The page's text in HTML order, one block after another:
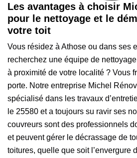
Les avantages à choisir
pour le nettoyage et le
votre toit
Vous résidez à Athose ou dans ses
recherchez une équipe de
à proximité de votre localité ? Vous
porte. Notre entreprise Michel
spécialisé dans les travaux
le 25580 et a toujours su ravir ses
couvreurs sont des professionnels
et peuvent gérer le décrassage de
toitures, quelle que soit l’envergure